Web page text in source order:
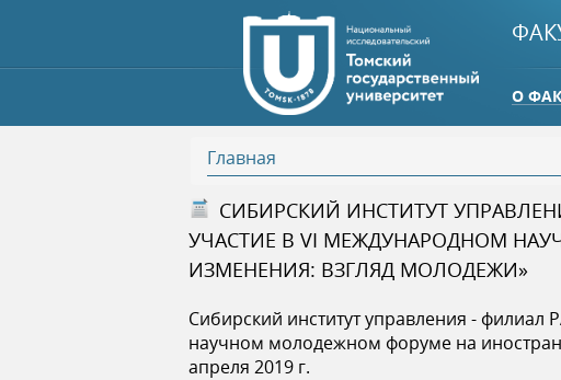
О
В
ы
з
д
Главная
СИБИРСКИЙ ИНСТИТУТ
УЧАСТИЕ В VI МЕЖДУНАРОДНОМ
ИЗМЕНЕНИЯ: ВЗГЛЯД МОЛОДЕЖИ»
Сибирский институт управления -
научном молодежном форуме на
апреля 2019 г.